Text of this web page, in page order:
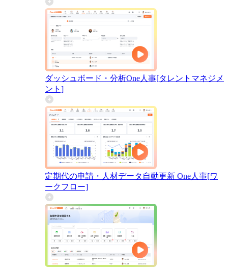
ダッシュボード・分析One人事[タレントマネジメ
ント]
定期代の申請・人材データ自動更新 One人事[ワ
ークフロー]